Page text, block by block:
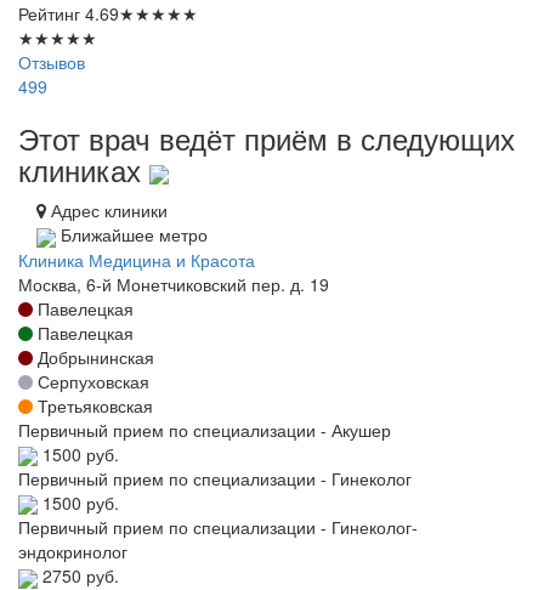
Рейтинг 4.69★★★★★
★★★★★
Отзывов
499
Этот врач ведёт приём в следующих
клиниках
Адрес клиники
Ближайшее метро
Клиника Медицина и Красота
Москва, 6-й Монетчиковский пер. д. 19
Павелецкая
Павелецкая
Добрынинская
Серпуховская
Третьяковская
Первичный прием по специализации - Акушер
1500 руб.
Первичный прием по специализации - Гинеколог
1500 руб.
Первичный прием по специализации - Гинеколог-
эндокринолог
2750 руб.